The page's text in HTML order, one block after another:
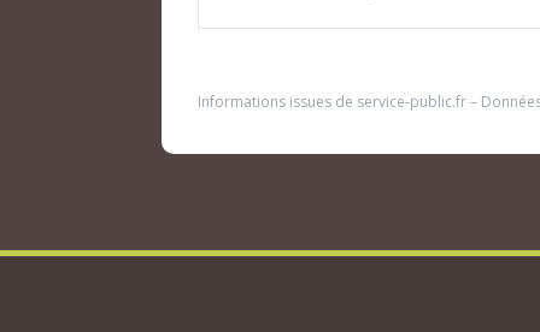
Informations issues de service-public.fr–